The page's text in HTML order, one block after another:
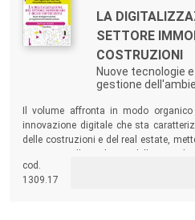
LA
SETTORE
COSTRUZIONI
Nuove tecnologie
gestione
Il volume affronta in modo
innovazione digitale che sta
delle costruzioni e del real estate,
mercati, servizi e prodotti.
cod.
1309.17